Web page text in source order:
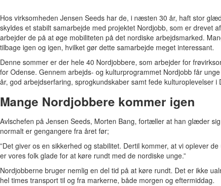
Hos virksomheden Jensen Seeds har de, i næsten 30 år, haft stor
skyldes et stabilt samarbejde med projektet Nordjobb, som er drevet
arbejder de på at øge mobiliteten på det nordiske arbejdsmarked.
tilbage igen og igen, hvilket gør dette samarbejde meget interessant.
Denne sommer er der hele 40 Nordjobbere, som arbejder for
for Odense. Gennem arbejds- og kulturprogrammet Nordjobb får
år, god arbejdserfaring, sprogkundskaber samt fede kulturoplevelser i
Mange Nordjobbere kommer igen
Avlschefen på Jensen Seeds, Morten Bang, fortæller at han glæder
normalt er gengangere fra året før;
”Det giver os en sikkerhed og stabilitet. Dertil kommer, at vi oplever
er vores folk glade for at køre rundt med de nordiske unge.”
Nordjobberne bruger nemlig en del tid på at køre rundt. Det er ikke
hel times transport til og fra markerne, både morgen og eftermiddag.